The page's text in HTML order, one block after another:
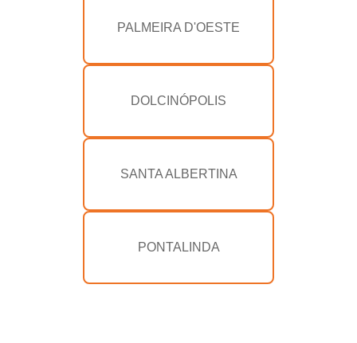
PALMEIRA D'OESTE
DOLCINÓPOLIS
SANTA ALBERTINA
PONTALINDA